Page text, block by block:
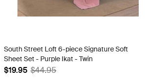
South Street Loft 6-piece Signature Soft
Sheet Set - Purple Ikat - Twin
$19.95 $44.95